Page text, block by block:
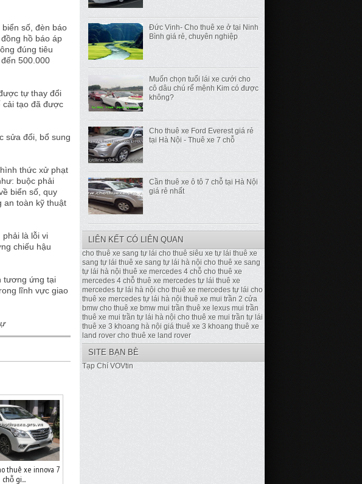
số, đèn báo
hồ báo áp
đúng tiêu
500.000
tự thay đổi
cải tạo đã được
sửa đổi, bổ sung
thức xử phạt
buộc phải
biển số, quy
an toàn kỹ thuật
là lỗi vi
chiếu hậu
tương ứng tại
lĩnh vực giao
thuê xe innova 7
chỗ gi...
Đức Vinh- Cho thuê xe ở tại Ninh
Bình giá rẻ, chuyên nghiệp
Muốn chọn tuổi lái xe cưới cho
cô dâu chú rể mệnh Kim có được
không?
Cho thuê xe Ford Everest giá rẻ
tại Hà Nội - Thuê xe 7 chỗ
Cần thuê xe ô tô 7 chỗ tại Hà Nội
giá rẻ nhất
LIÊN KẾT CÓ LIÊN QUAN
cho thuê xe sang tự lái cho thuê siêu xe tự lái thuê xe
sang tự lái thuê xe sang tự lái hà nội cho thuê xe sang
tự lái hà nội thuê xe mercedes 4 chỗ cho thuê xe
mercedes 4 chỗ thuê xe mercedes tự lái thuê xe
mercedes tự lái hà nội cho thuê xe mercedes tự lái cho
thuê xe mercedes tự lái hà nội thuê xe mui trần 2 cửa
bmw cho thuê xe bmw mui trần thuê xe lexus mui trần
thuê xe mui trần tự lái hà nội cho thuê xe mui trần tự lái
thuê xe 3 khoang hà nội giá thuê xe 3 khoang thuê xe
land rover cho thuê xe land rover
SITE BẠN BÈ
Tạp Chí VOVtin